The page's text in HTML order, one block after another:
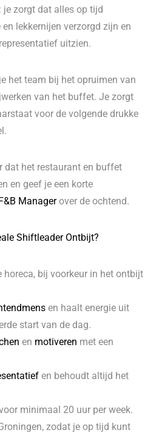
: je zorgt dat alles op tijd
lekkernijen verzorgd zijn en
uitzien.
het team bij het opruimen van
van het buffet. Je zorgt
voor de volgende drukke
dat het restaurant en buffet
en geef je een korte
Managerover de ochtend.
Shiftleader Ontbijt?
horeca, bij voorkeur in het ontbijt
en haalt energie uit
start van de dag.
en motiveren met een
en behoudt altijd het
minimaal 20 uur per week.
zodat je op tijd kunt